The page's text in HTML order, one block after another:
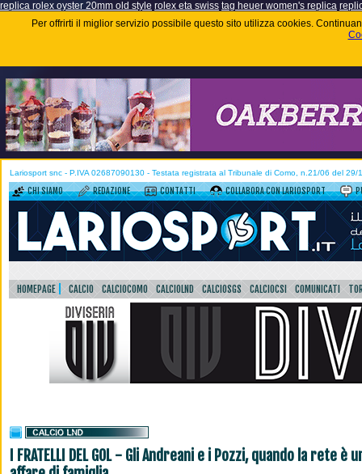
replica rolex oyster 20mm old style rolex eta swiss tag heuer women's replica
Per offrirti il miglior servizio possibile questo sito utilizza cookies.
Lariosport snc - P.IVA 02687090130 - Testata registrata al Tribunale di Como, n.21/06 del 29/
CHI SIAMO REDAZIONE CONTATTI COLLABORA CON LARIOSPORT
HOMEPAGE CALCIO CALCIOCOMO CALCIOLND CALCIOSGS CALCIOCSI COMUNICATI
I FRATELLI DEL GOL - Gli Andreani e i Pozzi, quando la rete è